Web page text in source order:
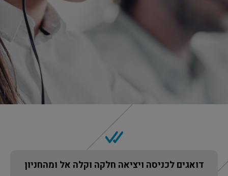
דואגים לכניסה ויציאה חלקה וקלה אל ומהחניון